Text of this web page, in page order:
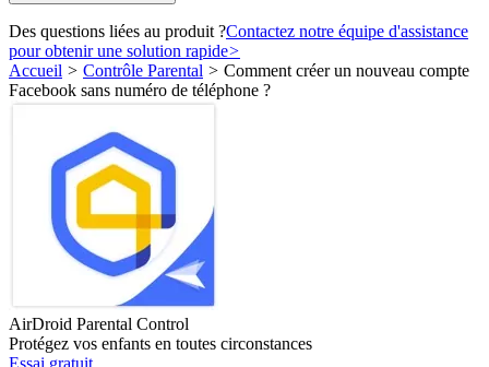
Des questions liées au produit ?Contactez notre équipe d'assistance
pour obtenir une solution rapide>
Accueil > Contrôle Parental > Comment créer un nouveau compte
Facebook sans numéro de téléphone ?
AirDroid Parental Control
Protégez vos enfants en toutes circonstances
Essai gratuit